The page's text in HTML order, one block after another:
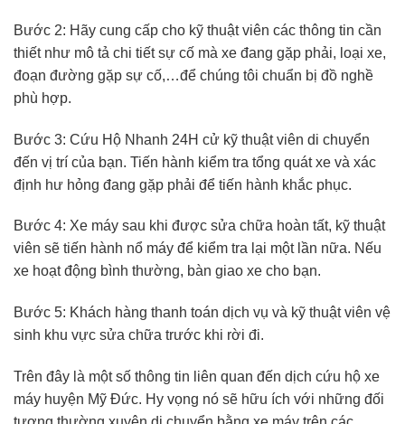
Bước 2: Hãy cung cấp cho kỹ thuật viên các thông tin cần
thiết như mô tả chi tiết sự cố mà xe đang gặp phải, loại xe,
đoạn đường gặp sự cố,…để chúng tôi chuẩn bị đồ nghề
phù hợp.
Bước 3: Cứu Hộ Nhanh 24H cử kỹ thuật viên di chuyển
đến vị trí của bạn. Tiến hành kiểm tra tổng quát xe và xác
định hư hỏng đang gặp phải để tiến hành khắc phục.
Bước 4: Xe máy sau khi được sửa chữa hoàn tất, kỹ thuật
viên sẽ tiến hành nổ máy để kiểm tra lại một lần nữa. Nếu
xe hoạt động bình thường, bàn giao xe cho bạn.
Bước 5: Khách hàng thanh toán dịch vụ và kỹ thuật viên vệ
sinh khu vực sửa chữa trước khi rời đi.
Trên đây là một số thông tin liên quan đến dịch cứu hộ xe
máy huyện Mỹ Đức. Hy vọng nó sẽ hữu ích với những đối